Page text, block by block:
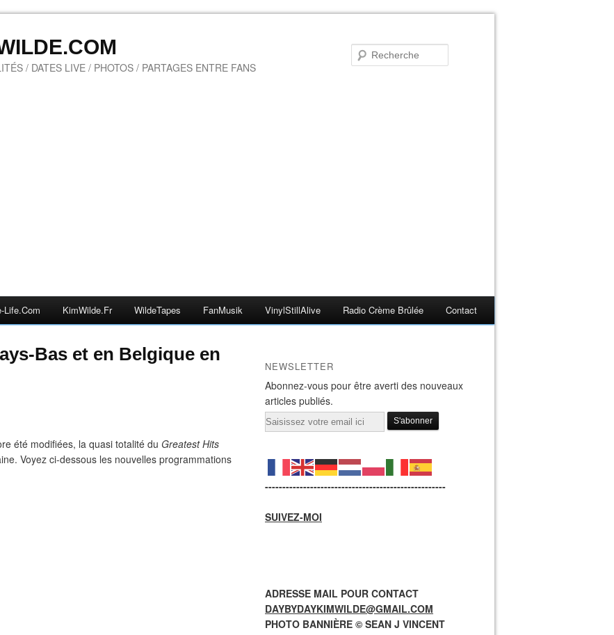
/ DATES LIVE / PHOTOS / PARTAGES ENTRE FANS
Life.com KimWilde.fr WildeTapes FanMusik VinylStillAlive Radio Crème Brûlée Contact
Bas et en Belgique en
été modifiées, la quasi totalité du Greatest Hits
Voyez ci-dessous les nouvelles programmations
NEWSLETTER
Abonnez-vous pour être averti des nouveaux
articles publiés.
Email
----------------------------------------------------
SUIVEZ-MOI
ADRESSE MAIL POUR CONTACT
DAYBYDAYKIMWILDE@GMAIL.COM
PHOTO BANNIÈRE © SEAN J VINCENT